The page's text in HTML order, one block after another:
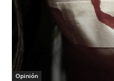
Opinión